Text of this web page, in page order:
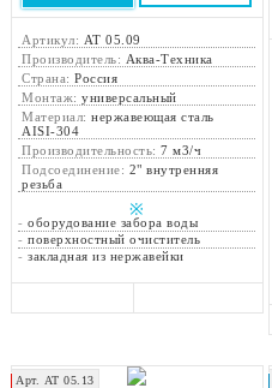
Артикул: АТ 05.09
Производитель: Аква-Техника
Страна:Россия
Монтаж:универсальный
Материал:нержавеющая сталь
AISI-304
Производительность:7 м3/ч
Подсоединение: 2" внутренняя
резьба
※
-оборудование забора воды
-поверхностный очиститель
-закладная из нержавейки
Хит продаж!
Арт. АТ 05.13